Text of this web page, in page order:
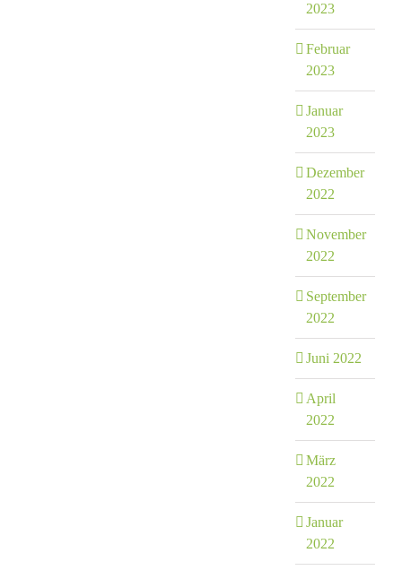
2023
Februar
2023
Januar
2023
Dezember
2022
November
2022
September
2022
Juni 2022
April
2022
März
2022
Januar
2022